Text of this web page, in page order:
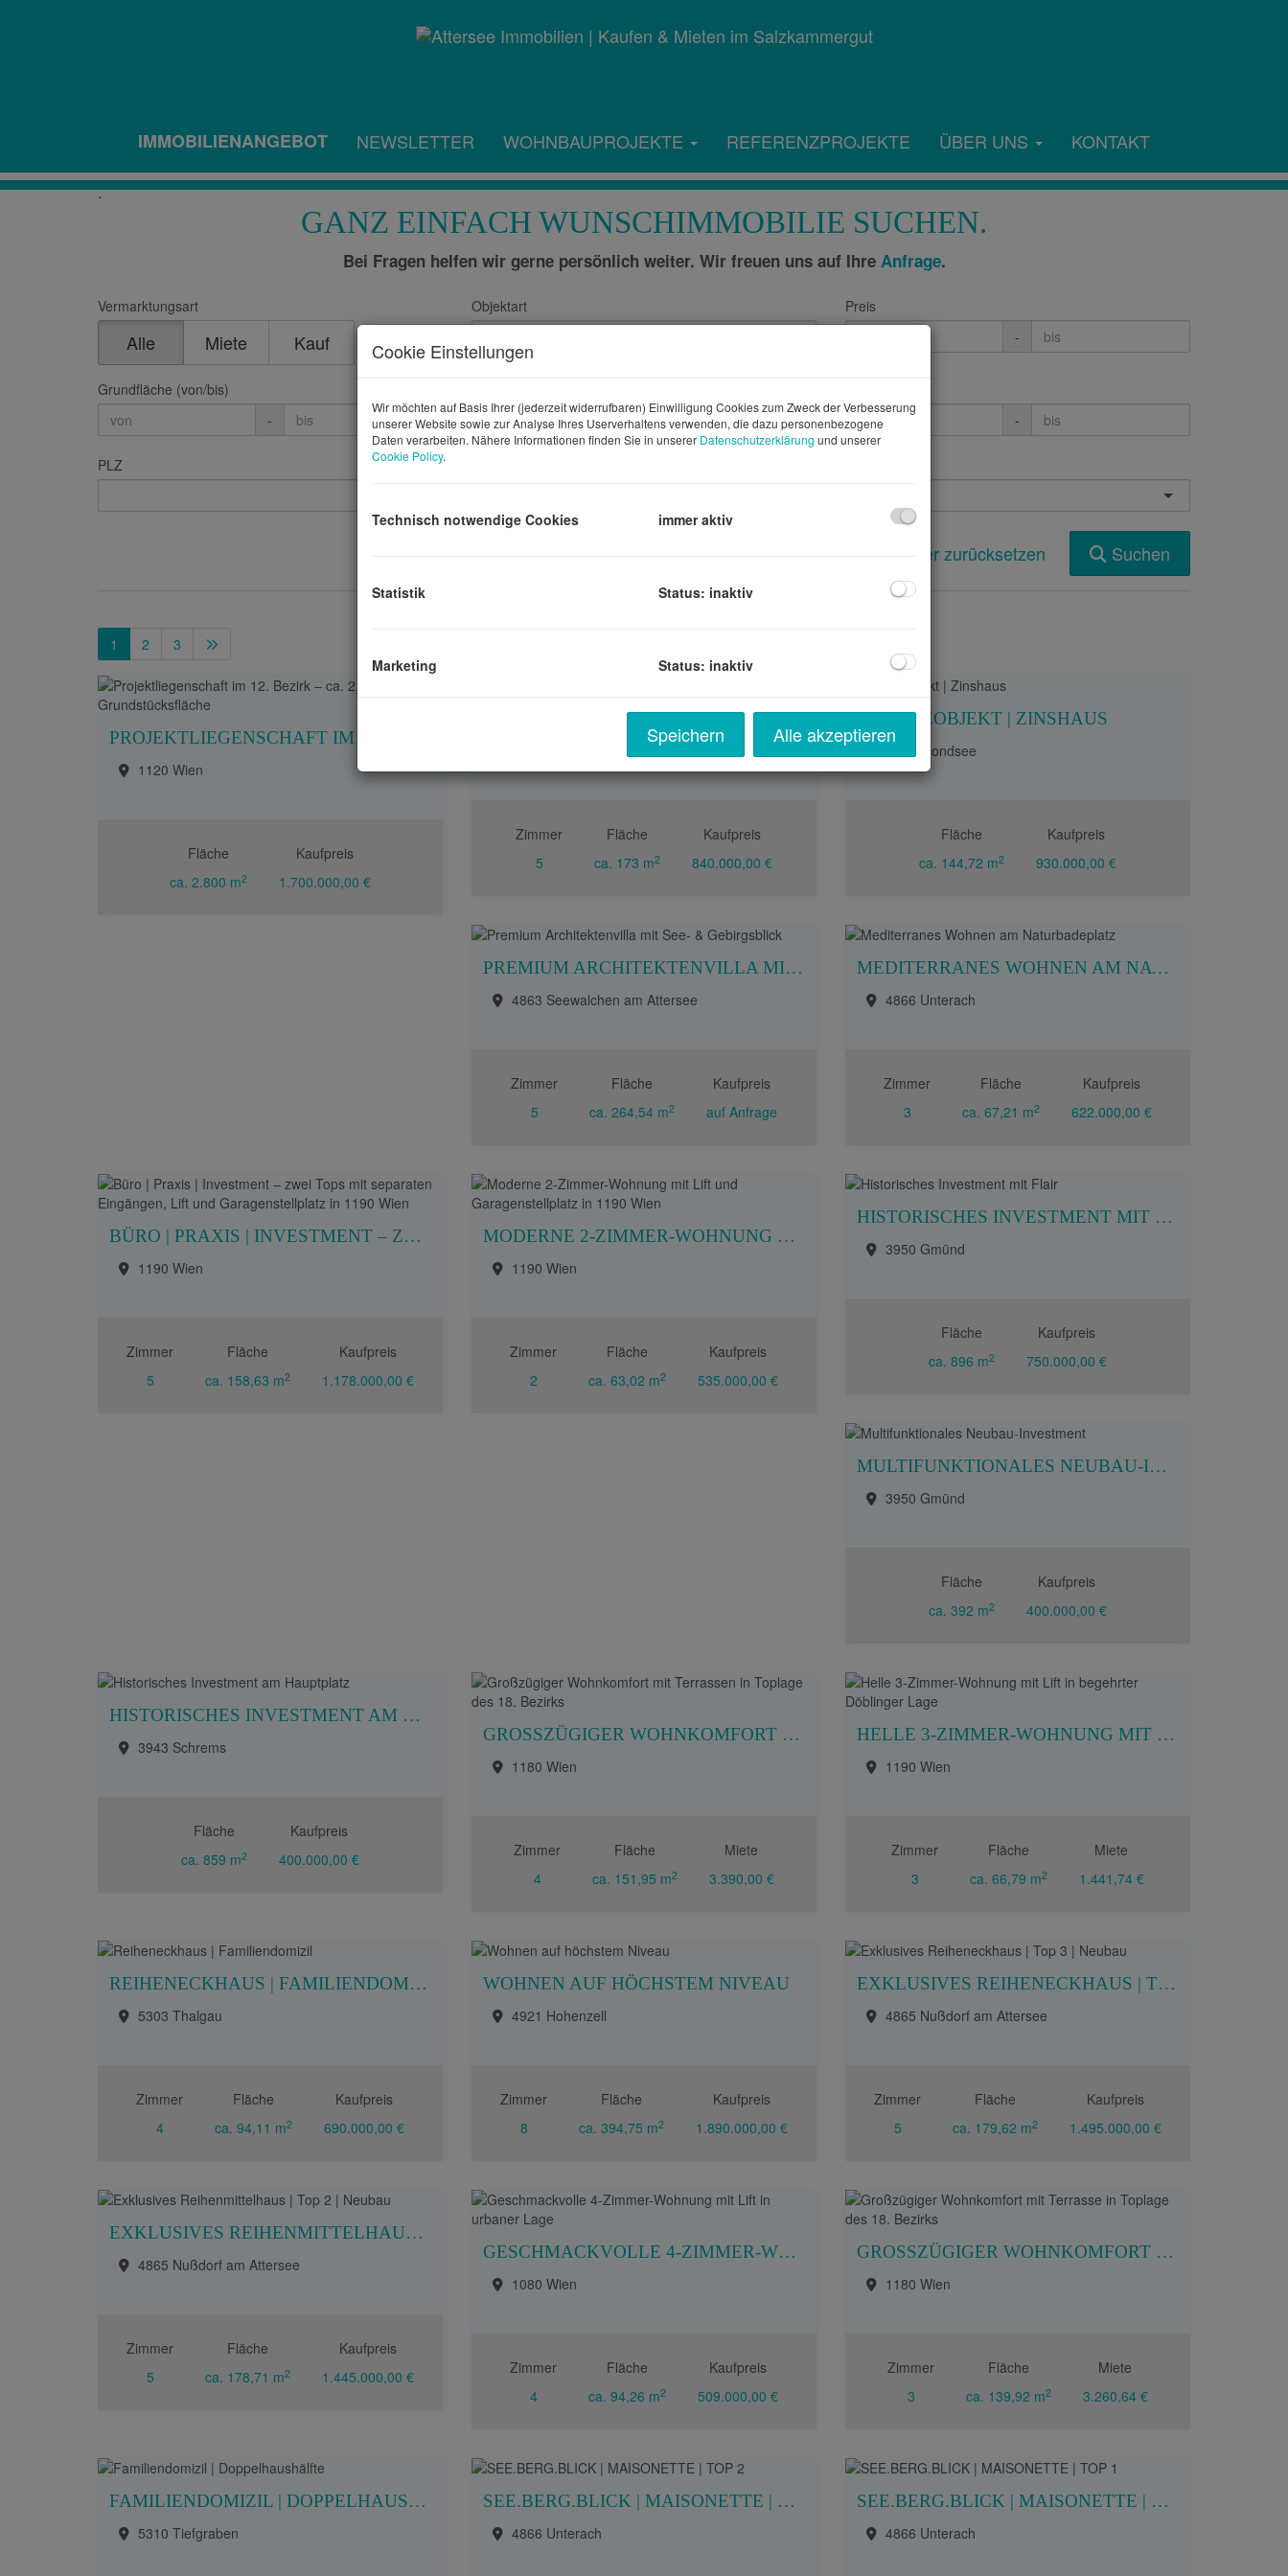
IMMOBILIENANGEBOT NEWSLETTER WOHNBAUPROJEKTE REFERENZPROJEKTE ÜBER UNS KONTAKT
.
GANZ EINFACH WUNSCHIMMOBILIE SUCHEN.
Bei Fragen helfen wir gerne persönlich weiter. Wir freuen uns auf Ihre Anfrage.
Vermarktungsart
Alle Miete Kauf
Objektart
Preis
-
Grundfläche (von/bis)
-
-
-
PLZ
Filter zurücksetzen Suchen
1 2 3
1120 Wien
Fläche
ca. 2.800 m2
Kaufpreis
1.700.000,00 €
WOHNENSEMBLE | EINFAMILIENHAUS & BUNGALOW
4853 Steinbach am Attersee
Zimmer
5
Fläche
ca. 173 m2
Kaufpreis
840.000,00 €
ANLAGEOBJEKT | ZINSHAUS
5310 Mondsee
Fläche
ca. 144,72 m2
Kaufpreis
930.000,00 €
PREMIUM ARCHITEKTENVILLA MIT SEE- & GEBIRGSBLICK
4863 Seewalchen am Attersee
Zimmer
5
Fläche
ca. 264,54 m2
Kaufpreis
auf Anfrage
MEDITERRANES WOHNEN AM NATURBADEPLATZ
4866 Unterach
Zimmer
3
Fläche
ca. 67,21 m2
Kaufpreis
622.000,00 €
BÜRO | PRAXIS | INVESTMENT – ZWEI TOPS MIT SEPARATEN EINGÄNGEN, LIFT UND GARAGENSTELLPLATZ IN 1190 WIEN
1190 Wien
Zimmer
5
Fläche
ca. 158,63 m2
Kaufpreis
1.178.000,00 €
MODERNE 2-ZIMMER-WOHNUNG MIT LIFT UND GARAGENSTELLPLATZ IN 1190 WIEN
1190 Wien
Zimmer
2
Fläche
ca. 63,02 m2
Kaufpreis
535.000,00 €
HISTORISCHES INVESTMENT MIT FLAIR
3950 Gmünd
Fläche
ca. 896 m2
Kaufpreis
750.000,00 €
MULTIFUNKTIONALES NEUBAU-INVESTMENT
3950 Gmünd
Fläche
ca. 392 m2
Kaufpreis
400.000,00 €
HISTORISCHES INVESTMENT AM HAUPTPLATZ
3943 Schrems
Fläche
ca. 859 m2
Kaufpreis
400.000,00 €
GROSSZÜGIGER WOHNKOMFORT MIT TERRASSEN IN TOPLAGE DES 18. BEZIRKS
1180 Wien
Zimmer
4
Fläche
ca. 151,95 m2
Miete
3.390,00 €
HELLE 3-ZIMMER-WOHNUNG MIT LIFT IN BEGEHRTER DÖBLINGER LAGE
1190 Wien
Zimmer
3
Fläche
ca. 66,79 m2
Miete
1.441,74 €
REIHENECKHAUS | FAMILIENDOMIZIL
5303 Thalgau
Zimmer
4
Fläche
ca. 94,11 m2
Kaufpreis
690.000,00 €
WOHNEN AUF HÖCHSTEM NIVEAU
4921 Hohenzell
Zimmer
8
Fläche
ca. 394,75 m2
Kaufpreis
1.890.000,00 €
EXKLUSIVES REIHENECKHAUS | TOP 3 | NEUBAU
4865 Nußdorf am Attersee
Zimmer
5
Fläche
ca. 179,62 m2
Kaufpreis
1.495.000,00 €
EXKLUSIVES REIHENMITTELHAUS | TOP 2 | NEUBAU
4865 Nußdorf am Attersee
Zimmer
5
Fläche
ca. 178,71 m2
Kaufpreis
1.445.000,00 €
GESCHMACKVOLLE 4-ZIMMER-WOHNUNG MIT LIFT IN URBANER LAGE
1080 Wien
Zimmer
4
Fläche
ca. 94,26 m2
Kaufpreis
509.000,00 €
GROSSZÜGIGER WOHNKOMFORT MIT TERRASSE IN TOPLAGE DES 18. BEZIRKS
1180 Wien
Zimmer
3
Fläche
ca. 139,92 m2
Miete
3.260,64 €
FAMILIENDOMIZIL | DOPPELHAUSHÄLFTE
5310 Tiefgraben
SEE.BERG.BLICK | MAISONETTE | TOP 2
4866 Unterach
SEE.BERG.BLICK | MAISONETTE | TOP 1
4866 Unterach
Cookie Einstellungen
Wir möchten auf Basis Ihrer (jederzeit widerrufbaren) Einwilligung Cookies zum Zweck der Verbesserung
unserer Website sowie zur Analyse Ihres Userverhaltens verwenden, die dazu personenbezogene
Daten verarbeiten. Nähere Informationen finden Sie in unserer Datenschutzerklärung und unserer
Cookie Policy.
Technisch notwendige Cookies immer aktiv
Statistik Status: inaktiv
Marketing Status: inaktiv
Speichern Alle akzeptieren